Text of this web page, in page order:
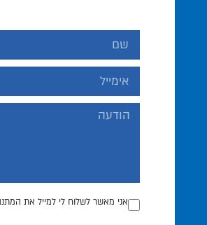
אני מאשר לשלוח לי למייל את